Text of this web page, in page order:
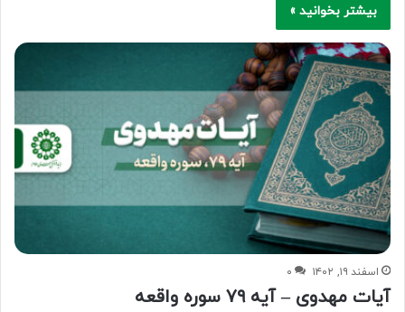
بیشتر بخوانید »
اسفند ۱۹, ۱۴۰۲ ۰
آیات مهدوی – آیه ۷۹ سوره واقعه